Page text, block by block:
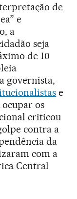
de
e
a
seja
de 10
governista,
e
os
criticou
contra a
da
com a
Central